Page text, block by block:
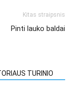
Kitas straipsnis
Pinti lauko baldai
TURINIO